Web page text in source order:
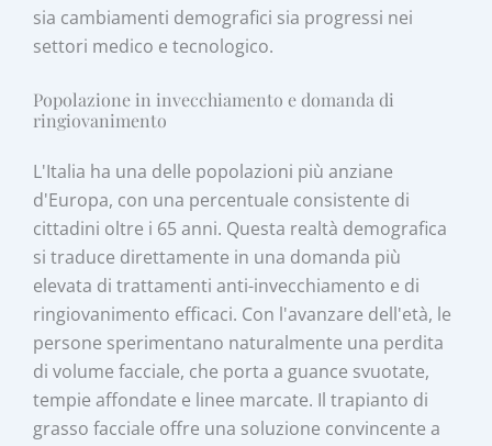
sia cambiamenti demografici sia progressi nei
settori medico e tecnologico.
Popolazione in invecchiamento e domanda di
ringiovanimento
L'Italia ha una delle popolazioni più anziane
d'Europa, con una percentuale consistente di
cittadini oltre i 65 anni. Questa realtà demografica
si traduce direttamente in una domanda più
elevata di trattamenti anti-invecchiamento e di
ringiovanimento efficaci. Con l'avanzare dell'età, le
persone sperimentano naturalmente una perdita
di volume facciale, che porta a guance svuotate,
tempie affondate e linee marcate. Il trapianto di
grasso facciale offre una soluzione convincente a